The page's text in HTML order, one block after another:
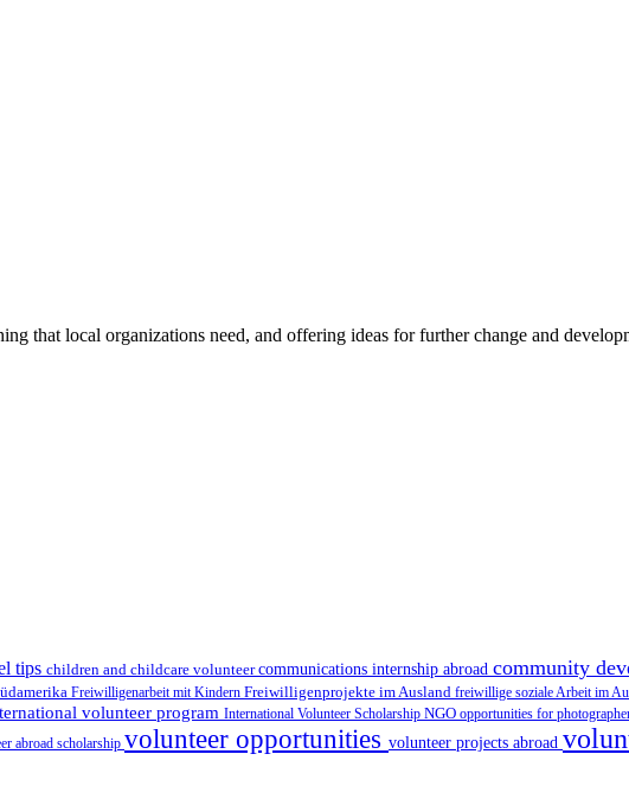
that local organizations need, and offering ideas for further change and
tips children and childcare volunteercommunications internship abroad community
Freiwilligenarbeit mit Kindern Freiwilligenprojekte im Ausland freiwillige soziale Arbeit im
volunteer program International Volunteer Scholarship NGO opportunities for
abroad scholarship volunteer opportunities volunteer projects abroad